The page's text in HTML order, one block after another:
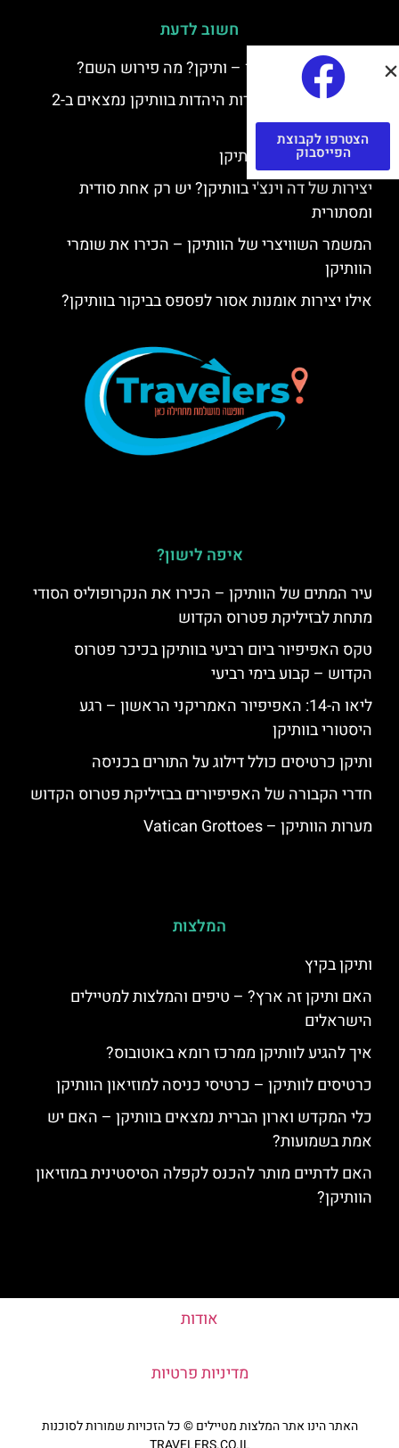
חשוב לדעת
למה קוראים לוותיקן – ותיקן? מה פירוש השם?
כתב יד ותיקן – אוצרות היהדות בוותיקן נמצאים ב-2
כתבי יד עתיקים
יצירות של רפאל בוותיקן
יצירות של דה וינצ'י בוותיקן? יש רק אחת סודית
ומסתורית
המשמר השוויצרי של הוותיקן – הכירו את שומרי
הוותיקן
אילו יצירות אומנות אסור לפספס בביקור בוותיקן?
איפה לישון?
עיר המתים של הוותיקן – הכירו את הנקרופוליס הסודי
מתחת לבזיליקת פטרוס הקדוש
טקס האפיפיור ביום רביעי בוותיקן בכיכר פטרוס
הקדוש – קבוע בימי רביעי
ליאו ה-14: האפיפיור האמריקני הראשון – רגע
היסטורי בוותיקן
ותיקן כרטיסים כולל דילוג על התורים בכניסה
חדרי הקבורה של האפיפיורים בבזיליקת פטרוס הקדוש
מערות הוותיקן – Vatican Grottoes
המלצות
ותיקן בקיץ
האם ותיקן זה ארץ? – טיפים והמלצות למטיילים
הישראלים
איך להגיע לוותיקן ממרכז רומא באוטובוס?
כרטיסים לוותיקן – כרטיסי כניסה למוזיאון הוותיקן
כלי המקדש וארון הברית נמצאים בוותיקן – האם יש
אמת בשמועות?
האם לדתיים מותר להכנס לקפלה הסיסטינית במוזיאון
הוותיקן?
אודות
מדיניות פרטיות
האתר הינו אתר המלצות מטיילים © כל הזכויות שמורות לסוכנות
הצטרפו לקבוצת
הפייסבוק